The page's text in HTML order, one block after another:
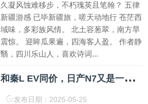
久凝风蚀难移步，不朽瑰英且笔翰？ 五律
新疆游感 已毕新疆旅，嗟天动地行 苍茫西
域味，多彩族风情。 北土容葱翠，南方旱
震惊。 迎眸瓜果遍，四海客人盈。 作者静
翳，四川乐山人，喜欢诗词...
和
秦L EV同价，日产N7又是一款网约神车？
发布日期：2025-05-25